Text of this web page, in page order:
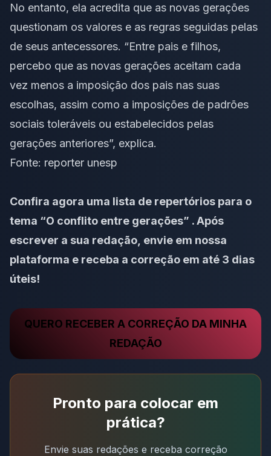
No entanto, ela acredita que as novas gerações
questionam os valores e as regras seguidas pelas
de seus antecessores. “Entre pais e filhos,
percebo que as novas gerações aceitam cada
vez menos a imposição dos pais nas suas
escolhas, assim como a imposições de padrões
sociais toleráveis ou estabelecidos pelas
gerações anteriores”, explica.
Fonte: reporter unesp
Confira agora uma lista de repertórios para o
tema “O conflito entre gerações” . Após
escrever a sua redação, envie em nossa
plataforma e receba a correção em até 3 dias
úteis!
QUERO RECEBER A CORREÇÃO DA MINHA
REDAÇÃO
Pronto para colocar em
prática?
Envie suas redações e receba correção